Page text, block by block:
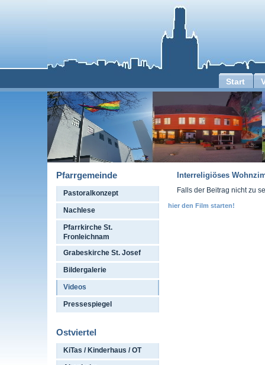
Start
Pfarrgemeinde
Pastoralkonzept
Nachlese
Pfarrkirche St.
Fronleichnam
Grabeskirche St. Josef
Bildergalerie
Videos
Pressespiegel
Ostviertel
KiTas / Kinderhaus / OT
Interreligiöses
Falls der Beitrag nicht zu
hier den Film starten!